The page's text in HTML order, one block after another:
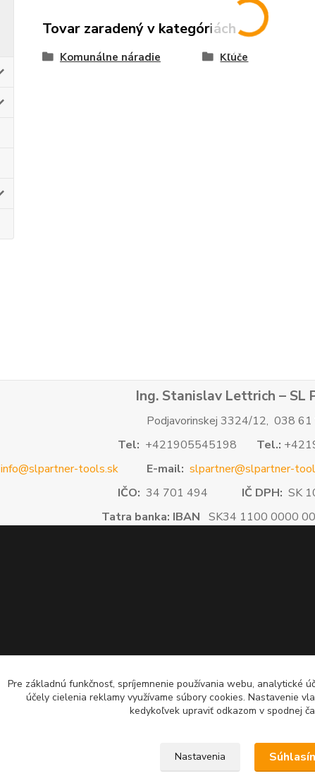
Tovar zaradený v kategóriách
Komunálne náradie Kľúče
Ing. Stanislav Lettrich – SL
Podjavorinskej 3324/12, 038 61
Tel: +421905545198 Tel.:
info@slpartner-tools.sk E-mail: slpartner@slpartner-
IČO: 34 701 494 IČ DPH: SK
Tatra banka: IBAN SK34 1100 0000
Pre základnú funkčnosť, spríjemnenie používania webu, analytické
účely cielenia reklamy využívame súbory cookies. Nastavenie
kedykoľvek upraviť odkazom v spodnej
Nastavenia